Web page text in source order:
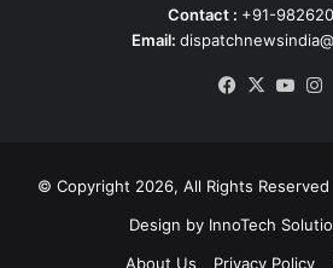
Contact : +91-
Email:
Facebook
X
© Copyright 2026, All Rights
Design by InnoTech
About Us
Privacy Policy